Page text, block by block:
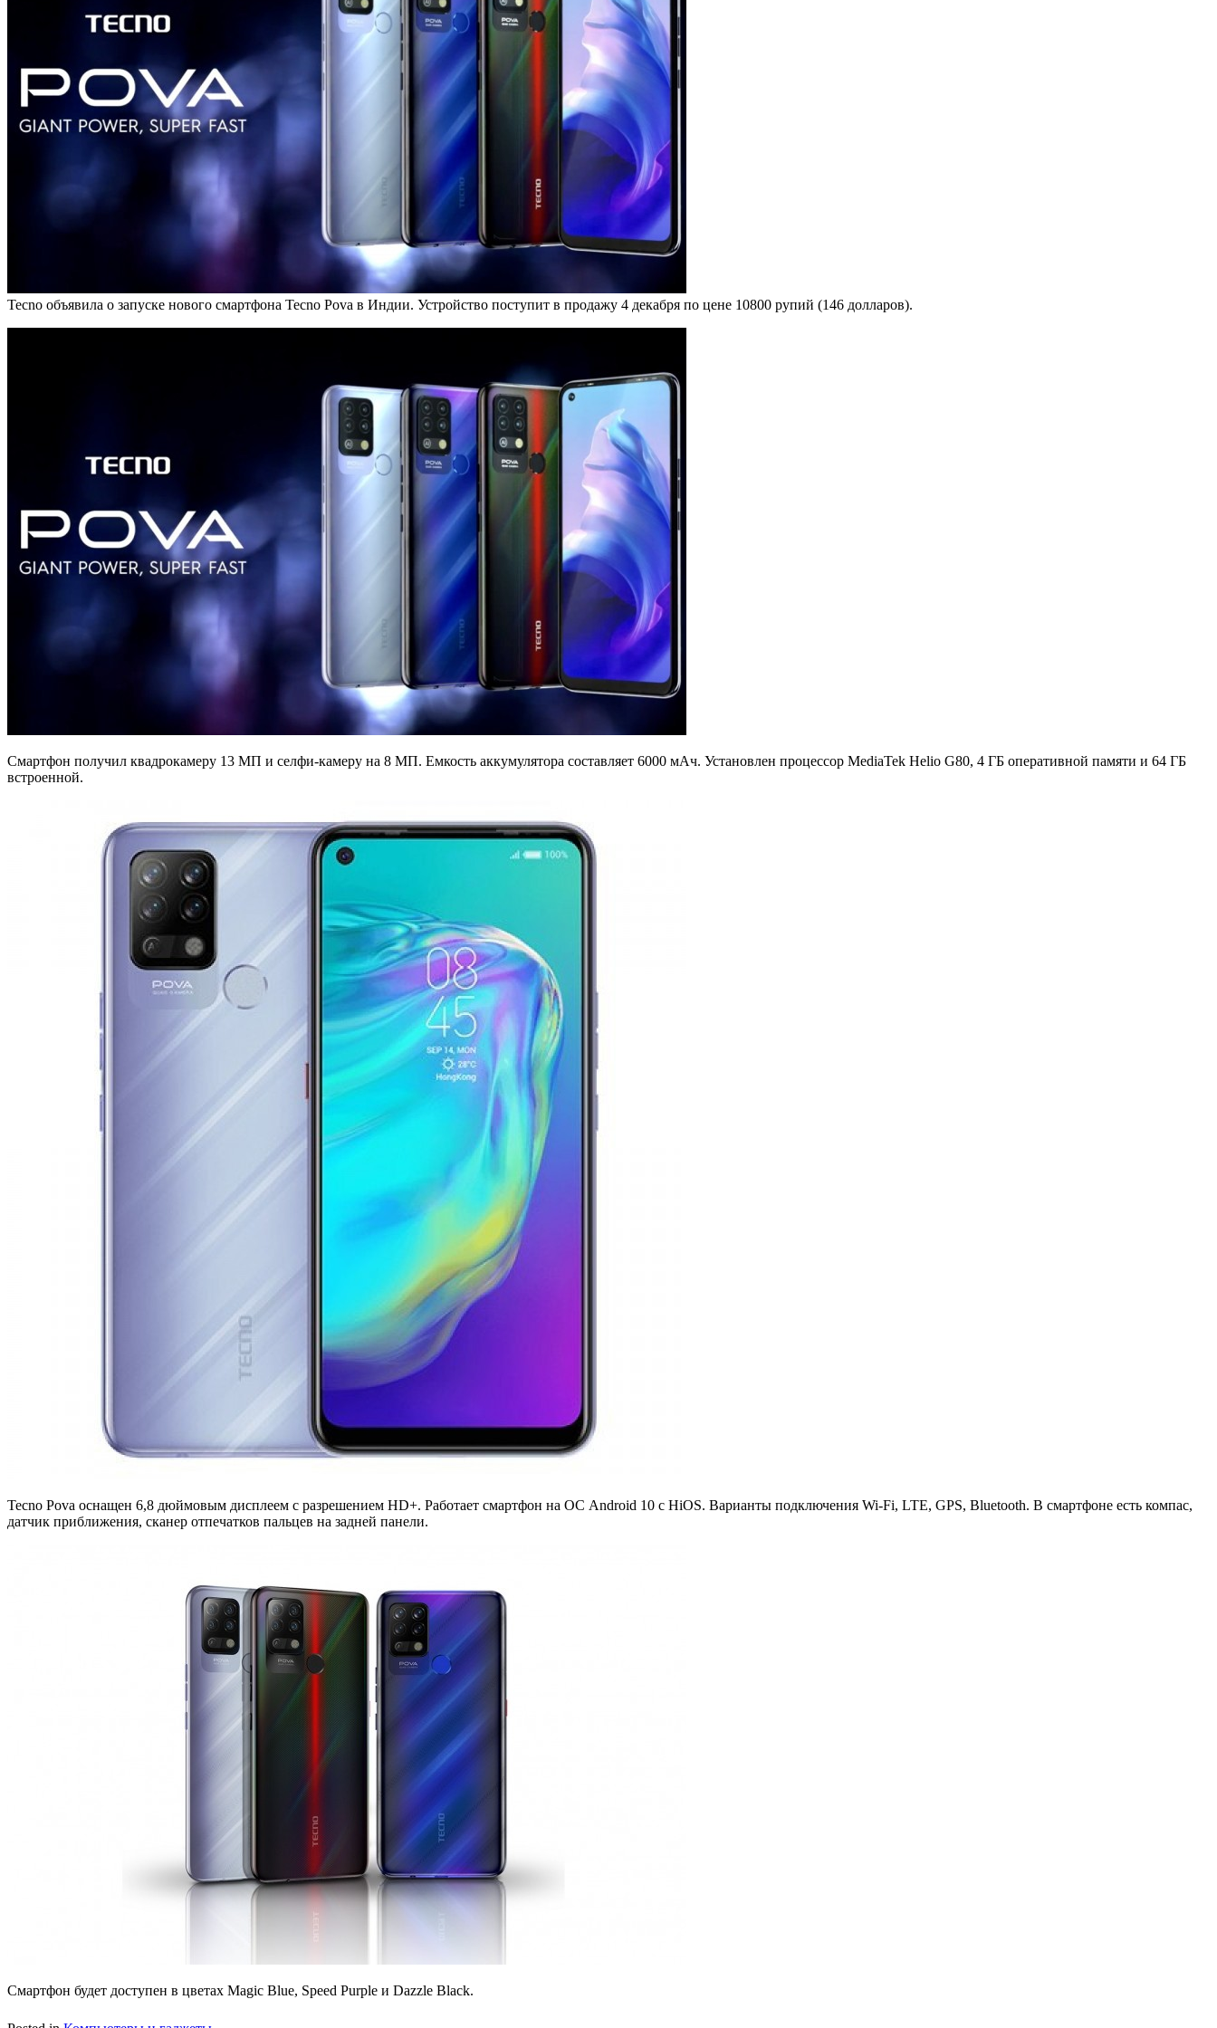
Tecno объявила о запуске нового смартфона Tecno Pova в Индии. Устройство поступит в продажу 4 декабря по цене 10800 рупий (146 долларов).
Смартфон получил квадрокамеру 13 МП и селфи-камеру на 8 МП. Емкость аккумулятора составляет 6000 мАч. Установлен процессор MediaTek Helio G80, 4 ГБ оперативной памяти и 64 ГБ
встроенной.
Tecno Pova оснащен 6,8 дюймовым дисплеем с разрешением HD+. Работает смартфон на ОС Android 10 c HiOS. Варианты подключения Wi-Fi, LTE, GPS, Bluetooth. В смартфоне есть компас,
датчик приближения, сканер отпечатков пальцев на задней панели.
Смартфон будет доступен в цветах Magic Blue, Speed ​​Purple и Dazzle Black.